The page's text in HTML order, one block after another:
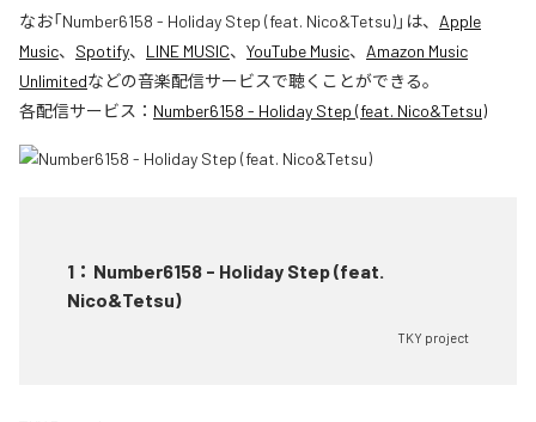
なお「Number6158 - Holiday Step (feat. Nico&Tetsu)」は、 Apple
Music、 Spotify、 LINE MUSIC、 YouTube Music、 Amazon Music
Unlimitedなどの音楽配信サービスで聴くことができる。
各配信サービス： Number6158 - Holiday Step (feat. Nico&Tetsu)
1 ： Number6158 - Holiday Step (feat.
Nico&Tetsu)
TKY project